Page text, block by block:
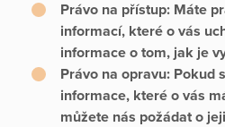
Právo na přístup: Máte
informací, které o vás
informace o tom, jak je
Právo na opravu: Pokud
informace, které o vás
můžete nás požádat o